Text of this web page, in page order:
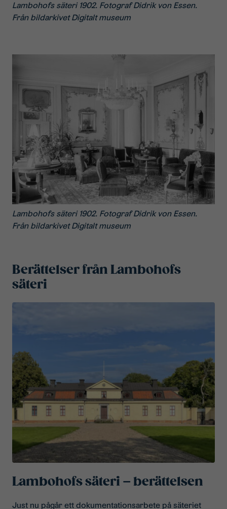
Lambohofs säteri 1902. Fotograf Didrik von Essen.
Från bildarkivet Digitalt museum
Lambohofs säteri 1902. Fotograf Didrik von Essen.
Från bildarkivet Digitalt museum
Berättelser från Lambohofs
säteri
Lambohofs säteri – berättelsen
Just nu pågår ett dokumentationsarbete på säteriet